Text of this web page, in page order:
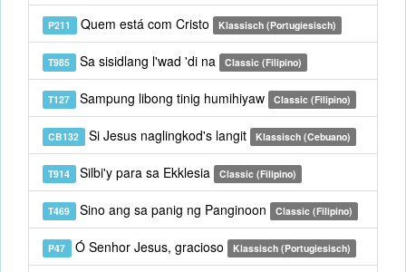
P211 Quem está com Cristo Klassisch (Portugiesisch)
T985 Sa sisidlang l'wad 'di na Classic (Filipino)
T127 Sampung libong tinig humihiyaw Classic (Filipino)
CB132 Si Jesus naglingkod's langit Klassisch (Cebuano)
T914 Silbi'y para sa Ekklesia Classic (Filipino)
T469 Sino ang sa panig ng Panginoon Classic (Filipino)
P47 Ó Senhor Jesus, gracioso Klassisch (Portugiesisch)